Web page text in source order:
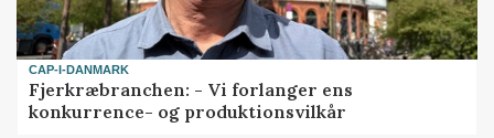
CAP-I-DANMARK
Fjerkræbranchen: - Vi forlanger ens
konkurrence- og produktionsvilkår